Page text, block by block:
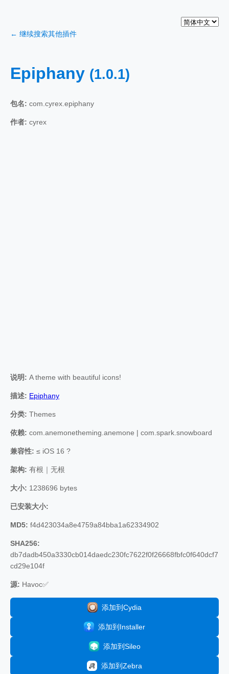
← 继续搜索其他插件
Epiphany (1.0.1)
包名: com.cyrex.epiphany
作者: cyrex
说明: A theme with beautiful icons!
描述: Epiphany
分类: Themes
依赖: com.anemonetheming.anemone | com.spark.snowboard
兼容性: ≤ iOS 16 ?
架构: 有根｜无根
大小: 1238696 bytes
已安装大小:
MD5: f4d423034a8e4759a84bba1a62334902
SHA256:
db7dadb450a3330cb014daedc230fc7622f0f26668fbfc0f640dcf7
cd29e104f
源: Havoc✅
添加到Cydia
添加到Installer
添加到Sileo
添加到Zebra